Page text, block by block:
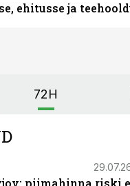
ehitusse ja
72H
piimahinna riski